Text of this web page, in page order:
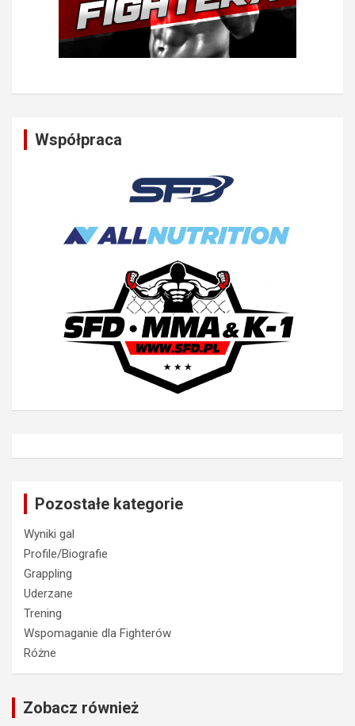
Współpraca
Pozostałe kategorie
Wyniki gal
Profile/Biografie
Grappling
Uderzane
Trening
Wspomaganie dla Fighterów
Różne
Zobacz również